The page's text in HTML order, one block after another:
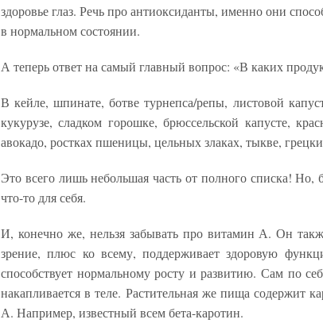
здоровье глаз. Речь про антиоксиданты, именно они
в нормальном состоянии.
А теперь ответ на самый главный вопрос: «В каких
В кейле, шпинате, ботве турнепса/репы, листовой
кукурузе, сладком горошке, брюссельской капусте,
авокадо, ростках пшеницы, цельных злаках, тыкве,
Это всего лишь небольшая часть от полного списка!
что-то для себя.
И, конечно же, нельзя забывать про витамин А. Он
зрение, плюс ко всему, поддерживает здоровую
способствует нормальному росту и развитию. Сам по
накапливается в теле. Растительная же пища содержит
А. Например, известный всем бета-каротин.